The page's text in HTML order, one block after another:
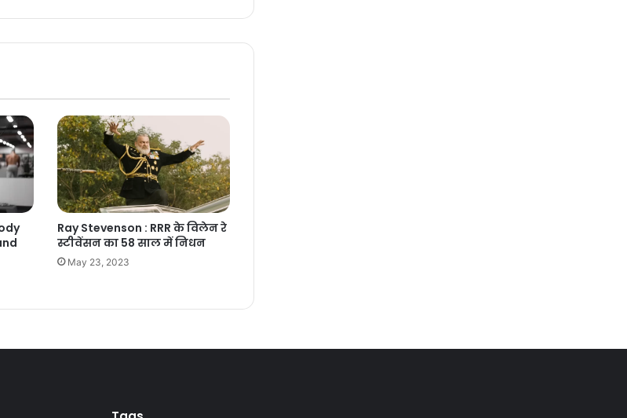
Ray Stevenson : RRR के विलेन रे
स्टीवेंसन का 58 साल में निधन
May 23, 2023